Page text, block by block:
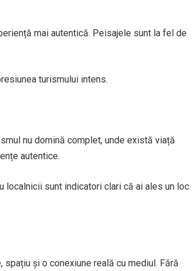
mai autentică. Peisajele sunt la fel de
turismului intens.
nu domină complet, unde există viață
autentice.
localnicii sunt indicatori clari că ai ales un loc
și o conexiune reală cu mediul. Fără